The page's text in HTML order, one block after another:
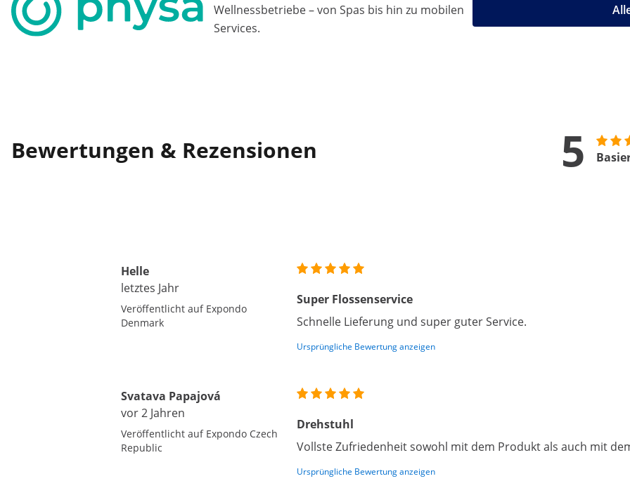
Wellnessbetriebe – von Spas bis hin zu mobilen
Services.
Bewertungen & Rezensionen 5
Helle
letztes Jahr
Veröffentlicht auf Expondo
Denmark
Super Flossenservice
Schnelle Lieferung und super guter Service.
Ursprüngliche Bewertung anzeigen
Svatava Papajová
vor 2 Jahren
Veröffentlicht auf Expondo Czech
Republic
Drehstuhl
Vollste Zufriedenheit sowohl mit dem Produkt als auch mit
Ursprüngliche Bewertung anzeigen